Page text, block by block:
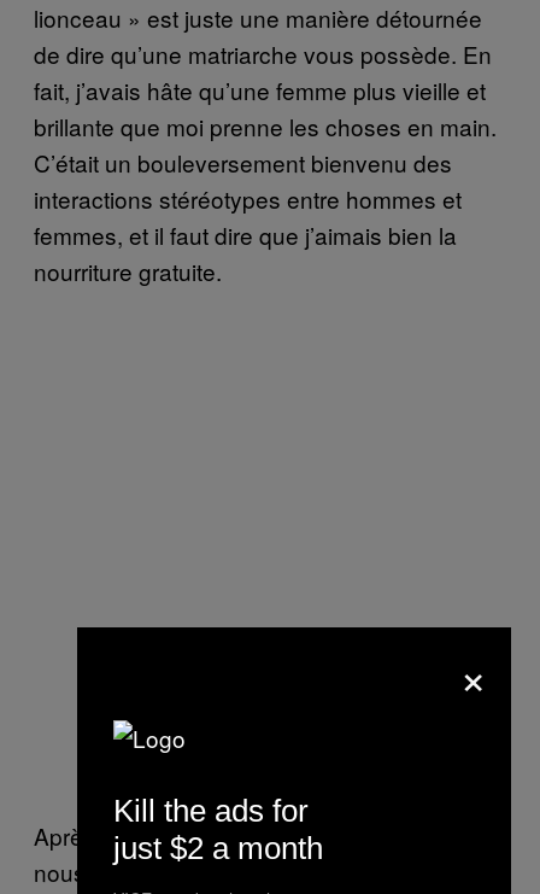
lionceau » est juste une manière détournée
de dire qu’une matriarche vous possède. En
fait, j’avais hâte qu’une femme plus vieille et
brillante que moi prenne les choses en main.
C’était un bouleversement bienvenu des
interactions stéréotypes entre hommes et
femmes, et il faut dire que j’aimais bien la
nourriture gratuite.
Après avoir échangé quelques formalités,
nous nous sommes vite sentis à l’aise. Nous
×
Kill the ads for
just $2 a month